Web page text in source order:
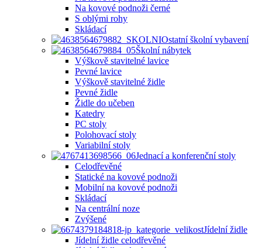
Na kovové podnoži černé
S oblými rohy
Skládací
Ostatní školní vybavení
Školní nábytek
Výškově stavitelné lavice
Pevné lavice
Výškově stavitelné židle
Pevné židle
Židle do učeben
Katedry
PC stoly
Polohovací stoly
Variabilní stoly
Jednací a konferenční stoly
Celodřevěné
Statické na kovové podnoži
Mobilní na kovové podnoži
Skládací
Na centrální noze
Zvýšené
Jídelní židle
Jídelní židle celodřevěné